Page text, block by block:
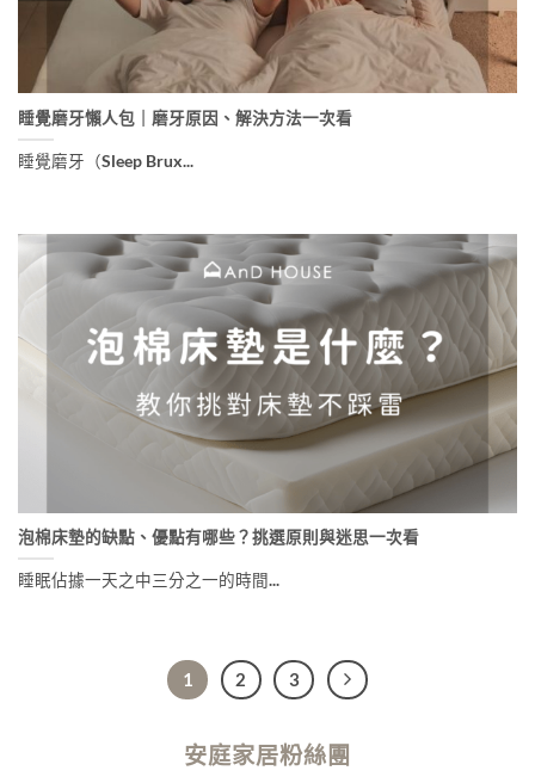
睡覺磨牙懶人包｜磨牙原因、解決方法一次看
睡覺磨牙（Sleep Brux...
泡棉床墊的缺點、優點有哪些？挑選原則與迷思一次看
睡眠佔據一天之中三分之一的時間...
1 2 3
安庭家居粉絲團